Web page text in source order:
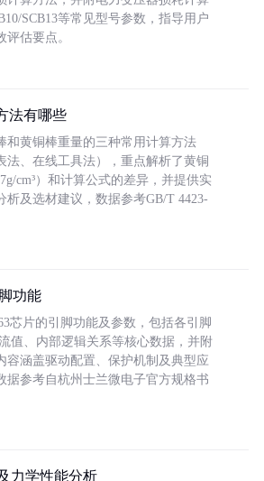
SCB13等常见型号参数，指导用户
估要点。
法有哪些
和黄铜棒重量的三种常用计算方法
法、在线工具法），重点解析了黄铜
cm³）和计算公式的差异，并提供实
析及选材建议，数据参考GB/T 4423-
功能
芯片的引脚功能及参数，包括各引脚
值、内部逻辑关系等核心数据，并附
容涵盖驱动配置、保护机制及典型应
据参考自杭州士兰微电子官方规格书
力学性能分析